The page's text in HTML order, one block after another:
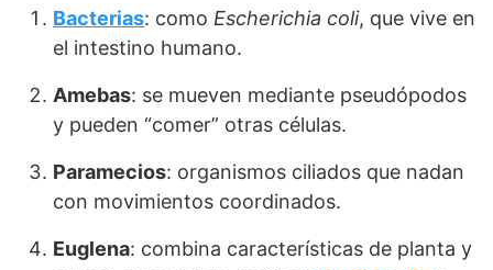
Bacterias: como Escherichia coli, que vive en
el intestino humano.
Amebas: se mueven mediante pseudópodos
y pueden “comer” otras células.
Paramecios: organismos ciliados que nadan
con movimientos coordinados.
Euglena: combina características de planta y